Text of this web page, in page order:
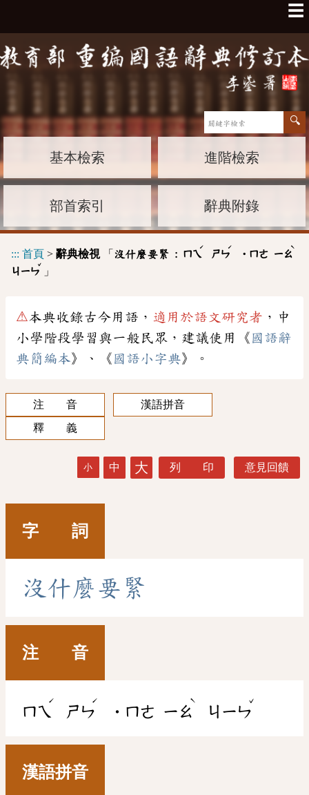
☰
基本檢索 進階檢索
部首索引 辭典附錄
::: 首頁 > 辭典檢視「 沒什麼要緊 : ㄇㄟ
ˊ
ㄕㄣ
ˊ
˙ㄇㄜ ㄧㄠ
ˋ
ㄐㄧㄣ
ˇ
」
⚠本典收錄古今用語， 適用於語文研究者 ，中
小學階段學習與一般民眾，建議使用《 國語辭
典簡編本》、《 國語小字典》。
注 音
漢語拼音
釋 義
小 中 大 列 印 意見回饋
字 詞
沒 什麼要 緊
注 音
ㄇㄟ
ˊ
ㄕㄣ
ˊ
˙ㄇㄜ ㄧㄠ
ˋ
ㄐㄧㄣ
ˇ
漢語拼音